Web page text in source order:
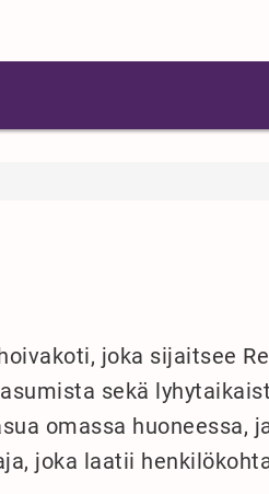
joka sijaitsee
sekä
omassa huoneessa,
joka laatii